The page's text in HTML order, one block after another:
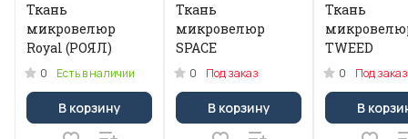
Ткань
микровелюр
Royal (РОЯЛ)
0 Есть в наличии
В корзину
Ткань
микровелюр
SPACE
0 Под заказ
В корзину
Ткань
TWEED
0 Под заказ
В